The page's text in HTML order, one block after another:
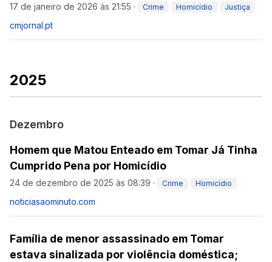
17 de janeiro de 2026 às 21:55 · Crime Homicídio Justiça
cmjornal.pt
2025
Dezembro
Homem que Matou Enteado em Tomar Já Tinha
Cumprido Pena por Homicídio
24 de dezembro de 2025 às 08:39 · Crime Homicídio
noticiasaominuto.com
Família de menor assassinado em Tomar
estava sinalizada por violência doméstica;